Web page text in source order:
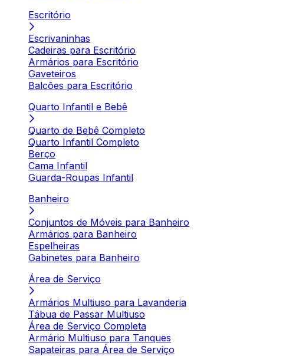
Escritório
Escrivaninhas
Cadeiras para Escritório
Armários para Escritório
Gaveteiros
Balcões para Escritório
Quarto Infantil e Bebê
Quarto de Bebê Completo
Quarto Infantil Completo
Berço
Cama Infantil
Guarda-Roupas Infantil
Banheiro
Conjuntos de Móveis para Banheiro
Armários para Banheiro
Espelheiras
Gabinetes para Banheiro
Área de Serviço
Armários Multiuso para Lavanderia
Tábua de Passar Multiuso
Área de Serviço Completa
Armário Multiuso para Tanques
Sapateiras para Área de Serviço